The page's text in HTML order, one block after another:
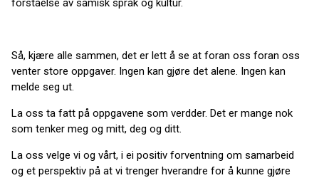
forståelse av samisk språk og kultur.
Så, kjære alle sammen, det er lett å se at foran oss foran oss
venter store oppgaver. Ingen kan gjøre det alene. Ingen kan
melde seg ut.
La oss ta fatt på oppgavene som verdder. Det er mange nok
som tenker meg og mitt, deg og ditt.
La oss velge vi og vårt, i ei positiv forventning om samarbeid
og et perspektiv på at vi trenger hverandre for å kunne gjøre